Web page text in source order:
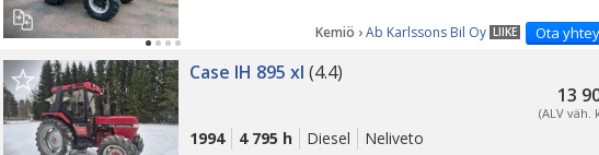
Ota
LIIKE
Kemiö ›Ab Karlssons Bil Oy
Case IH 895 xl (4.4)
13
(ALV väh.
1994 4 795 h Diesel Neliveto